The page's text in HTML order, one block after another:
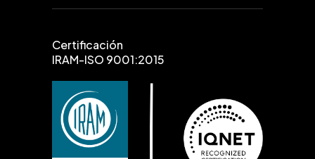
Certificación
IRAM-ISO 9001:2015